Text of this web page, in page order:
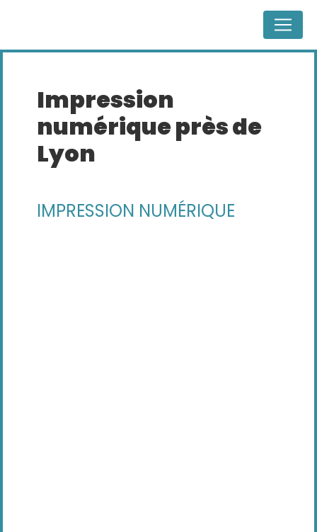
impression
numérique près de
Lyon
IMPRESSION NUMÉRIQUE